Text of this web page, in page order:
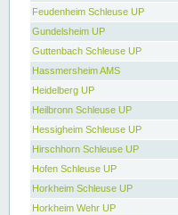
Feudenheim Schleuse UP
Gundelsheim UP
Guttenbach Schleuse UP
Hassmersheim AMS
Heidelberg UP
Heilbronn Schleuse UP
Hessigheim Schleuse UP
Hirschhorn Schleuse UP
Hofen Schleuse UP
Horkheim Schleuse UP
Horkheim Wehr UP